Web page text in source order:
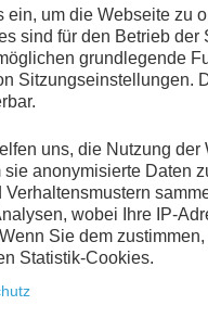
Modernisierung
zum Verein
ein, um die Webseite zu
sind für den Betrieb der
grundlegende
Sitzungseinstellungen.
uns, die Nutzung der
anonymisierte Daten
wobei Ihre IP-
Sie dem
Statistik-Cookies.